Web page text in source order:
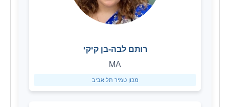
רותם לבה-בן קיקי
MA
מכון טמיר תל אביב